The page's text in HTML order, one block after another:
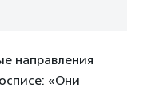
направления
«Они